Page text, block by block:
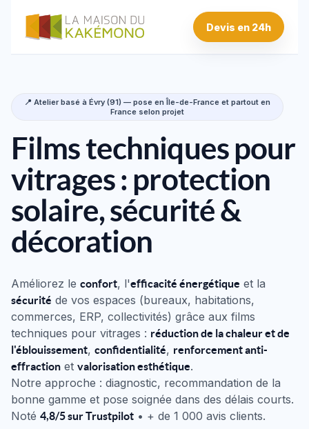
Devis en 24h
📍 Atelier basé à Évry (91) — pose en Île-de-France et partout en
France selon projet
Films techniques pour
vitrages : protection
solaire, sécurité&
décoration
Améliorez le confort, l'efficacité énergétique et la
sécurité de vos espaces (bureaux, habitations,
commerces, ERP, collectivités) grâce aux films
techniques pour vitrages : réduction de la chaleur et de
l'éblouissement, confidentialité, renforcement anti-
effraction et valorisation esthétique.
Notre approche : diagnostic, recommandation de la
bonne gamme et pose soignée dans des délais courts.
Noté 4,8/5 sur Trustpilot • + de 1 000 avis clients.